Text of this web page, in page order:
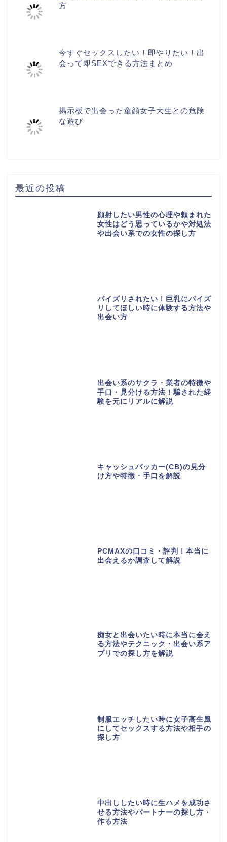
方
今すぐセックスしたい！即やりたい！出
会って即SEXできる方法まとめ
掲示板で出会った童顔女子大生との危険
な遊び
最近の投稿
顔射したい男性の心理や頼まれた
女性はどう思っているかや対処法
や出会い系での女性の探し方
パイズリされたい！巨乳にパイズ
リしてほしい時に体験する方法や
出会い方
出会い系のサクラ・業者の特徴や
手口・見分ける方法！騙された経
験を元にリアルに解説
キャッシュバッカー(CB)の見分
け方や特徴・手口を解説
PCMAXの口コミ・評判！本当に
出会えるか調査して解説
痴女と出会いたい時に本当に会え
る方法やテクニック・出会い系ア
プリでの探し方を解説
制服エッチしたい時に女子高生風
にしてセックスする方法や相手の
探し方
中出ししたい時に生ハメを成功さ
せる方法やパートナーの探し方・
作る方法